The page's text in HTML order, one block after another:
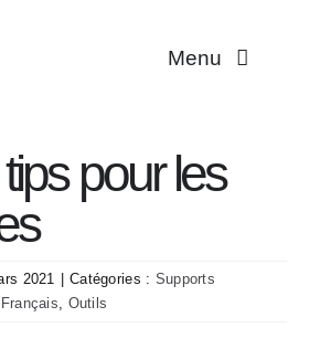
Menu
Troubles
pour les
2021 Catégories : Supports
Français Outils